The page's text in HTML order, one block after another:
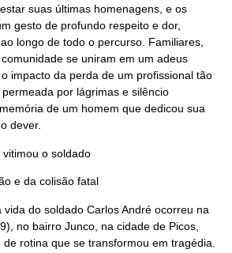
suas últimas homenagens, e os
gesto de profundo respeito e dor,
longo de todo o percurso. Familiares,
se uniram em um adeus
impacto da perda de um profissional tão
por lágrimas e silêncio
de um homem que dedicou sua
dever.
o soldado
e da colisão fatal
vida do soldado Carlos André ocorreu na
no bairro Junco, na cidade de Picos,
rotina que se transformou em tragédia.